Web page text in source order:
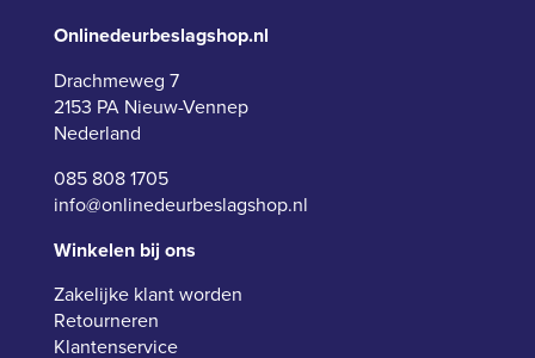
Onlinedeurbeslagshop.nl
Drachmeweg 7
2153 PA Nieuw-Vennep
Nederland
085 808 1705
info@onlinedeurbeslagshop.nl
Winkelen bij ons
Zakelijke klant worden
Retourneren
Klantenservice